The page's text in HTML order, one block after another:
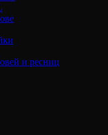
и ресниц